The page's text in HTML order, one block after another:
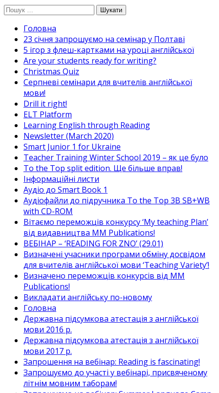
Перейти
вмісту
Пошук:
Головна
23 січня запрошуємо на семінар у Полтаві
5 ігор з флеш-картками на уроці англійської
Are your students ready for writing?
Christmas Quiz
Cерпневі семінари для вчителів англійської
мови!
Drill it right!
ELT Platform
Learning English through Reading
Newsletter (March 2020)
Smart Junior 1 for Ukraine
Teacher Training Winter School 2019 – як це було
To the Top split edition. Ще більше вправ!
Інформаційні листи
Аудіо до Smart Book 1
Аудіофайли до підручника To the Top 3B SB+WB
with CD-ROM
Вітаємо переможців конкурсу ‘My teaching Plan’
від видавництва MM Publications!
ВЕБІНАР – ‘READING FOR ZNO’ (29.01)
Визначені учасники програми обміну досвідом
для вчителів англійської мови ‘Teaching Variety’!
Визначено переможців конкурсів від MM
Publications!
Викладати англійську по-новому
Головна
Державна підсумкова атестація з англійської
мови 2016 р.
Державна підсумкова атестація з англійської
мови 2017 р.
Запрошення на вебінар: Reading is fascinating!
Запрошуємо до участі у вебінарі, присвяченому
літнім мовним таборам!